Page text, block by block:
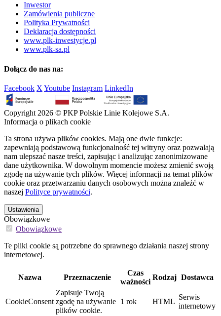
Inwestor
Zamówienia publiczne
Polityka Prywatności
Deklaracja dostępności
www.plk-inwestycje.pl
www.plk-sa.pl
Dołącz do nas na:
Facebook X Youtube Instagram LinkedIn
Copyright 2026 © PKP Polskie Linie Kolejowe S.A.
Informacja o plikach cookie
Ta strona używa plików cookies. Mają one dwie funkcje:
zapewniają podstawową funkcjonalność tej witryny oraz pozwalają
nam ulepszać nasze treści, zapisując i analizując zanonimizowane
dane użytkownika. W dowolnym momencie możesz zmienić swoją
zgodę na używanie tych plików. Więcej informacji na temat plików
cookie oraz przetwarzaniu danych osobowych można znaleźć w
naszej Polityce prywatności.
Ustawienia
Obowiązkowe
Obowiązkowe
Te pliki cookie są potrzebne do sprawnego działania naszej strony
internetowej.
Nazwa Przeznaczenie
Czas
ważności
Rodzaj Dostawca
CookieConsent
Zapisuje Twoją
zgodę na używanie
plików cookie.
1 rok HTML
Serwis
internetowy